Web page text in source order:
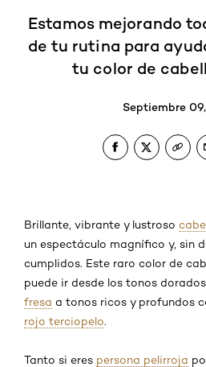
Estamos mejorando
de tu rutina para
tu color de
Septiembre
Brillante, vibrante y lustroso
un espectáculo magnífico y, sin
cumplidos. Este raro color de
puede ir desde los tonos
fresa a tonos ricos y profundos
rojo terciopelo.
Tanto si eres persona pelirroja